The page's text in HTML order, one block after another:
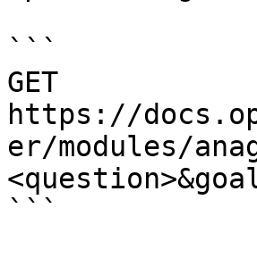
```
GET
https://
er/modules/
```